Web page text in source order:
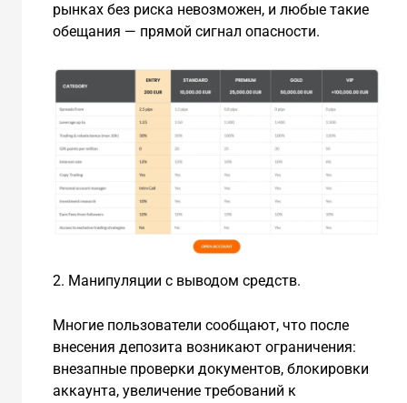
рынках без риска невозможен, и любые такие
обещания — прямой сигнал опасности.
2. Манипуляции с выводом средств.
Многие пользователи сообщают, что после
внесения депозита возникают ограничения:
внезапные проверки документов, блокировки
аккаунта, увеличение требований к